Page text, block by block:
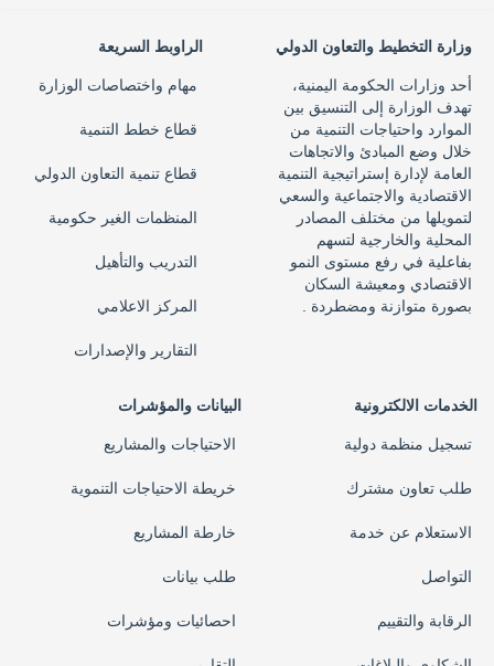
وزارة التخطيط والتعاون الدولي
أحد وزارات الحكومة اليمنية،
تهدف الوزارة إلى التنسيق بين
الموارد واحتياجات التنمية من
خلال وضع المبادئ والاتجاهات
العامة لإدارة إستراتيجية التنمية
الاقتصادية والاجتماعية والسعي
لتمويلها من مختلف المصادر
المحلية والخارجية لتسهم
بفاعلية في رفع مستوى النمو
الاقتصادي ومعيشة السكان
بصورة متوازنة ومضطردة .
الراوبط السريعة
مهام واختصاصات الوزارة
قطاع خطط التنمية
قطاع تنمية التعاون الدولي
المنظمات الغير حكومية
التدريب والتأهيل
المركز الاعلامي
التقارير والإصدارات
الخدمات الالكترونية
تسجيل منظمة دولية
طلب تعاون مشترك
الاستعلام عن خدمة
التواصل
الرقابة والتقييم
البيانات والمؤشرات
الاحتياجات والمشاريع
خريطة الاحتياجات التنموية
خارطة المشاريع
طلب بيانات
احصائيات ومؤشرات